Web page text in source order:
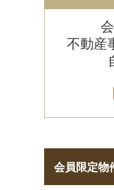
不動産
会員限定物